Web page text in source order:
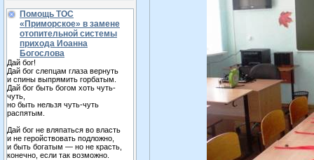
Помощь ТОС
«Приморское» в замене
отопительной системы
прихода Иоанна
Богослова
Дай бог!
Дай бог слепцам глаза вернуть
и спины выпрямить горбатым.
Дай бог быть богом хоть чуть-
чуть,
но быть нельзя чуть-чуть
распятым.
Дай бог не вляпаться во власть
и не геройствовать подложно,
и быть богатым — но не красть,
конечно, если так возможно.